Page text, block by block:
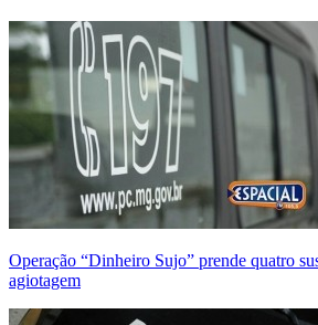
Operação “Dinheiro Sujo” prende quatro
agiotagem